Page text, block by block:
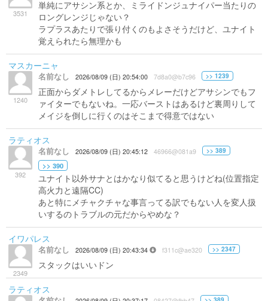
3531
単純にアサシン系とか、ミライドンジュナイパー当たりの
ロングレンジじゃない？
ラプラスあたりで張り付くのもよさそうだけど、ユナイト
覚えられたら無理かも
マスカーニャ
1240
名前なし 2026/08/09 (日) 20:54:00 7d8a0@b7c96 >> 1239
正面からダメトレしてるからメレーだけどアサシンでもフ
ァイターでもないね。一応バーストはあるけど裏周りして
メイジを倒しに行くのはそこまで得意ではない
ラティオス
392
名前なし 2026/08/09 (日) 20:45:12 46966@081a9 >> 389
>> 390
ユナイト以外サナとはかなり似てると思うけどね(位置指定
高火力と遠隔CC)
あと特にメチャクチャな事言ってる訳でもない人を変人扱
いするのトラブルの元だからやめな？
イワパレス
2349
名前なし 2026/08/09 (日) 20:43:34 f311c@ae320 >> 2347
スタックはいいドン
ラティオス